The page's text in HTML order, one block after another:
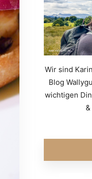
Wir sind
Blog
wichtigen